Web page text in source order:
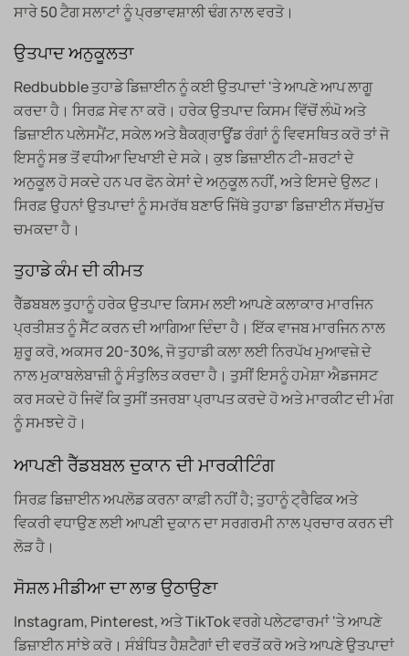
ਸਾਰੇ 50 ਟੈਗ ਸਲਾਟਾਂ ਨੂੰ ਪ੍ਰਭਾਵਸ਼ਾਲੀ ਢੰਗ ਨਾਲ ਵਰਤੋ।
ਉਤਪਾਦ ਅਨੁਕੂਲਤਾ
Redbubble ਤੁਹਾਡੇ ਡਿਜ਼ਾਈਨ ਨੂੰ ਕਈ ਉਤਪਾਦਾਂ 'ਤੇ ਆਪਣੇ ਆਪ ਲਾਗੂ
ਕਰਦਾ ਹੈ। ਸਿਰਫ਼ ਸੇਵ ਨਾ ਕਰੋ। ਹਰੇਕ ਉਤਪਾਦ ਕਿਸਮ ਵਿੱਚੋਂ ਲੰਘੋ ਅਤੇ
ਡਿਜ਼ਾਈਨ ਪਲੇਸਮੈਂਟ, ਸਕੇਲ ਅਤੇ ਬੈਕਗ੍ਰਾਊਂਡ ਰੰਗਾਂ ਨੂੰ ਵਿਵਸਥਿਤ ਕਰੋ ਤਾਂ ਜੋ
ਇਸਨੂੰ ਸਭ ਤੋਂ ਵਧੀਆ ਦਿਖਾਈ ਦੇ ਸਕੇ। ਕੁਝ ਡਿਜ਼ਾਈਨ ਟੀ-ਸ਼ਰਟਾਂ ਦੇ
ਅਨੁਕੂਲ ਹੋ ਸਕਦੇ ਹਨ ਪਰ ਫੋਨ ਕੇਸਾਂ ਦੇ ਅਨੁਕੂਲ ਨਹੀਂ, ਅਤੇ ਇਸਦੇ ਉਲਟ।
ਸਿਰਫ਼ ਉਹਨਾਂ ਉਤਪਾਦਾਂ ਨੂੰ ਸਮਰੱਥ ਬਣਾਓ ਜਿੱਥੇ ਤੁਹਾਡਾ ਡਿਜ਼ਾਈਨ ਸੱਚਮੁੱਚ
ਚਮਕਦਾ ਹੈ।
ਤੁਹਾਡੇ ਕੰਮ ਦੀ ਕੀਮਤ
ਰੈੱਡਬਬਲ ਤੁਹਾਨੂੰ ਹਰੇਕ ਉਤਪਾਦ ਕਿਸਮ ਲਈ ਆਪਣੇ ਕਲਾਕਾਰ ਮਾਰਜਿਨ
ਪ੍ਰਤੀਸ਼ਤ ਨੂੰ ਸੈੱਟ ਕਰਨ ਦੀ ਆਗਿਆ ਦਿੰਦਾ ਹੈ। ਇੱਕ ਵਾਜਬ ਮਾਰਜਿਨ ਨਾਲ
ਸ਼ੁਰੂ ਕਰੋ, ਅਕਸਰ 20-30%, ਜੋ ਤੁਹਾਡੀ ਕਲਾ ਲਈ ਨਿਰਪੱਖ ਮੁਆਵਜ਼ੇ ਦੇ
ਨਾਲ ਮੁਕਾਬਲੇਬਾਜ਼ੀ ਨੂੰ ਸੰਤੁਲਿਤ ਕਰਦਾ ਹੈ। ਤੁਸੀਂ ਇਸਨੂੰ ਹਮੇਸ਼ਾ ਐਡਜਸਟ
ਕਰ ਸਕਦੇ ਹੋ ਜਿਵੇਂ ਕਿ ਤੁਸੀਂ ਤਜਰਬਾ ਪ੍ਰਾਪਤ ਕਰਦੇ ਹੋ ਅਤੇ ਮਾਰਕੀਟ ਦੀ ਮੰਗ
ਨੂੰ ਸਮਝਦੇ ਹੋ।
ਆਪਣੀ ਰੈੱਡਬਬਲ ਦੁਕਾਨ ਦੀ ਮਾਰਕੀਟਿੰਗ
ਸਿਰਫ਼ ਡਿਜ਼ਾਈਨ ਅਪਲੋਡ ਕਰਨਾ ਕਾਫ਼ੀ ਨਹੀਂ ਹੈ; ਤੁਹਾਨੂੰ ਟ੍ਰੈਫਿਕ ਅਤੇ
ਵਿਕਰੀ ਵਧਾਉਣ ਲਈ ਆਪਣੀ ਦੁਕਾਨ ਦਾ ਸਰਗਰਮੀ ਨਾਲ ਪ੍ਰਚਾਰ ਕਰਨ ਦੀ
ਲੋੜ ਹੈ।
ਸੋਸ਼ਲ ਮੀਡੀਆ ਦਾ ਲਾਭ ਉਠਾਉਣਾ
Instagram, Pinterest, ਅਤੇ TikTok ਵਰਗੇ ਪਲੇਟਫਾਰਮਾਂ 'ਤੇ ਆਪਣੇ
ਡਿਜ਼ਾਈਨ ਸਾਂਝੇ ਕਰੋ। ਸੰਬੰਧਿਤ ਹੈਸ਼ਟੈਗਾਂ ਦੀ ਵਰਤੋਂ ਕਰੋ ਅਤੇ ਆਪਣੇ ਉਤਪਾਦਾਂ